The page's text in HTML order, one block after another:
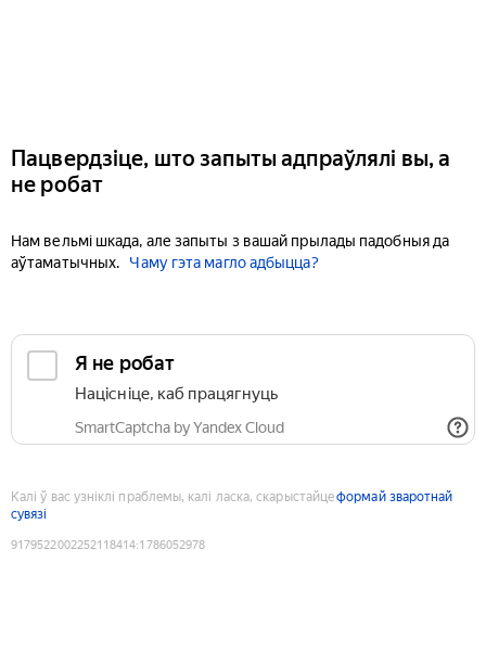
Пацвердзіце, што запыты адпраўлялі вы, а
не робат
Нам вельмі шкада, але запыты з вашай прылады падобныя да
аўтаматычных.
Чаму гэта магло адбыцца?
Я не робат
Націсніце, каб працягнуць
SmartCaptcha by Yandex Cloud
Калі ў вас узніклі праблемы, калі ласка, скарыстайцеформай зваротнай
сувязі
9179522002252118414:1786052978